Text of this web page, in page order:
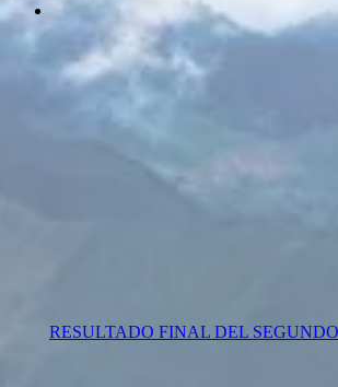
RESULTADO FINAL DEL